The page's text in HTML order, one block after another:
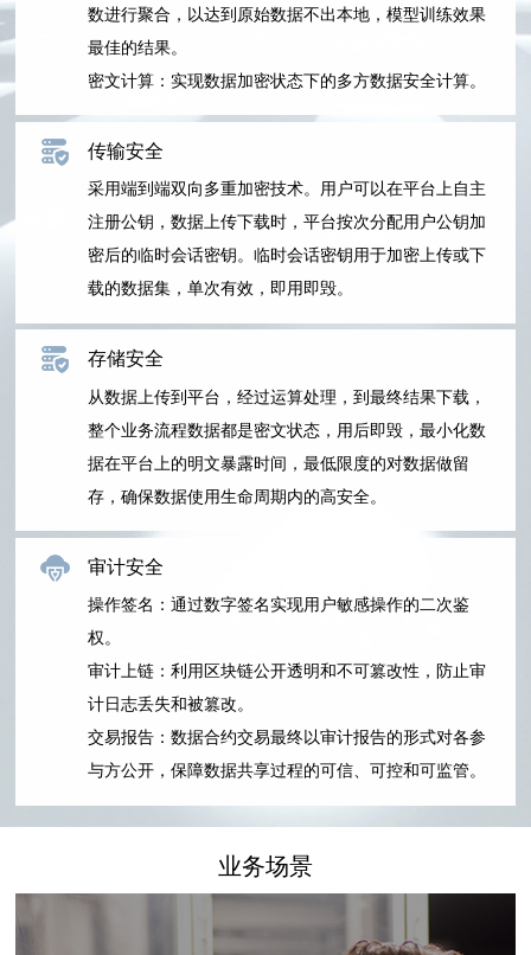
数进行聚合，以达到原始数据不出本地，模型训练效果
最佳的结果。
密文计算：实现数据加密状态下的多方数据安全计算。
传输安全
采用端到端双向多重加密技术。用户可以在平台上自主
注册公钥，数据上传下载时，平台按次分配用户公钥加
密后的临时会话密钥。临时会话密钥用于加密上传或下
载的数据集，单次有效，即用即毁。
存储安全
从数据上传到平台，经过运算处理，到最终结果下载，
整个业务流程数据都是密文状态，用后即毁，最小化数
据在平台上的明文暴露时间，最低限度的对数据做留
存，确保数据使用生命周期内的高安全。
审计安全
操作签名：通过数字签名实现用户敏感操作的二次鉴
权。
审计上链：利用区块链公开透明和不可篡改性，防止审
计日志丢失和被篡改。
交易报告：数据合约交易最终以审计报告的形式对各参
与方公开，保障数据共享过程的可信、可控和可监管。
业务场景